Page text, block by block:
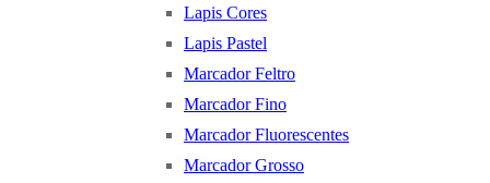
Lapis Cores
Lapis Pastel
Marcador Feltro
Marcador Fino
Marcador Fluorescentes
Marcador Grosso